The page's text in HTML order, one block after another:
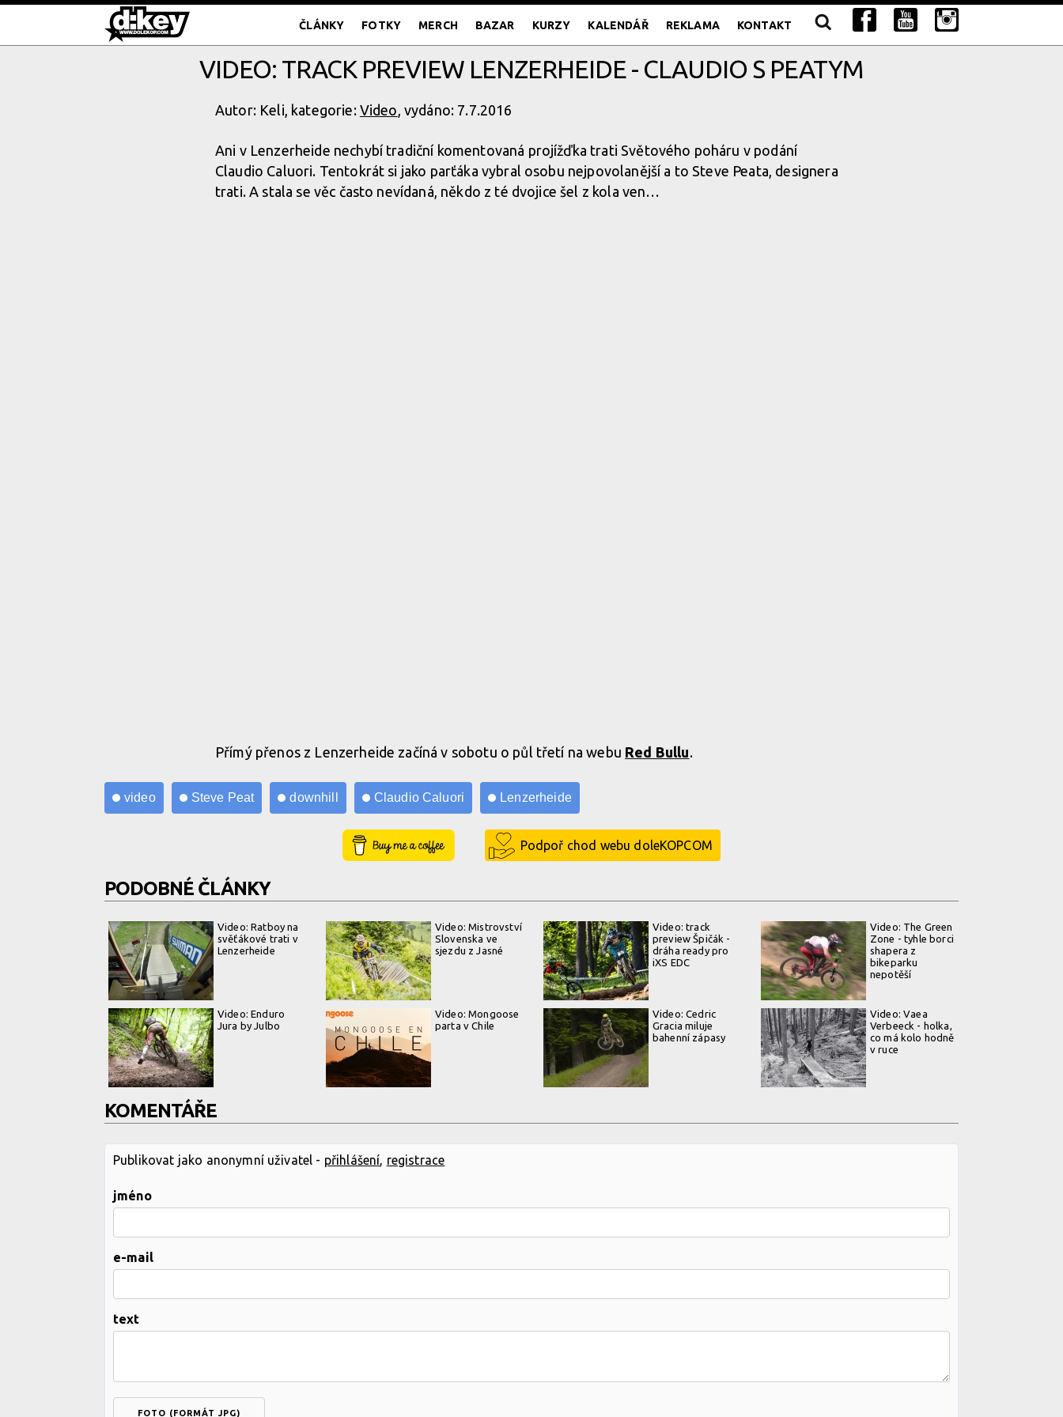
ČLÁNKY FOTKY MERCH BAZAR KURZY KALENDÁŘ REKLAMA KONTAKT
VIDEO: TRACK PREVIEW LENZERHEIDE - CLAUDIO S PEATYM
Autor: Keli, kategorie: Video, vydáno: 7.7.2016
Ani v Lenzerheide nechybí tradiční komentovaná projížďka trati Světového poháru v podání
Claudio Caluori. Tentokrát si jako parťáka vybral osobu nejpovolanější a to Steve Peata, designera
trati. A stala se věc často nevídaná, někdo z té dvojice šel z kola ven…
Přímý přenos z Lenzerheide začíná v sobotu o půl třetí na webu Red Bullu.
video Steve Peat downhill Claudio Caluori Lenzerheide
Buy Me a Coffee Podpoř chod webu doleKOPCOM
PODOBNÉ ČLÁNKY
Video: Ratboy na
svěťákové trati v
Lenzerheide
Video: Mistrovství
Slovenska ve
sjezdu z Jasné
Video: track
preview Špičák -
dráha ready pro
iXS EDC
Video: The Green
Zone - tyhle borci
shapera z
bikeparku
nepotěší
Video: Enduro
Jura by Julbo
Video: Mongoose
parta v Chile
Video: Cedric
Gracia miluje
bahenní zápasy
Video: Vaea
Verbeeck - holka,
co má kolo hodně
v ruce
KOMENTÁŘE
Publikovat jako anonymní uživatel - přihlášení registrace
jméno
e-mail
text
FOTO (FORMÁT JPG)